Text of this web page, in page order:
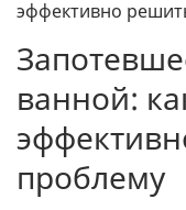
эффективно
ванной:
проблему